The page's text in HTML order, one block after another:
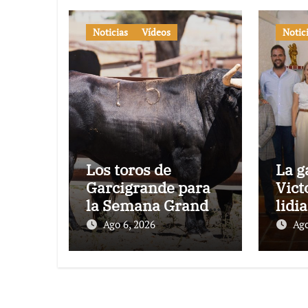
Noticias Vídeos
Los toros de
Garcigrande para
la Semana Grande
Donostiarra
Ago 6, 2026
La
vez